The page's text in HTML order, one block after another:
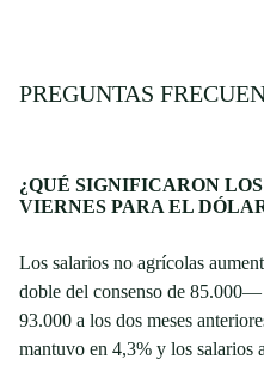
PREGUNTAS
¿QUÉ SIGNIFICARON
VIERNES PARA EL
Los salarios no agrícolas
doble del consenso de
93.000 a los dos meses
mantuvo en 4,3% y los salarios